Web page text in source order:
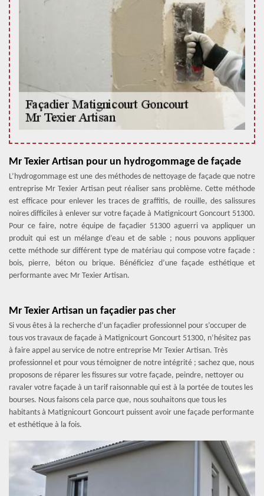
Mr Texier Artisan pour un hydrogommage de façade
L’hydrogommage est une des méthodes de nettoyage de façade que notre
entreprise Mr Texier Artisan peut réaliser sans problème. Cette méthode
est efficace pour enlever les traces de graffitis, de rouille, des salissures
noires difficiles à enlever sur votre façade à Matignicourt Goncourt 51300.
Pour ce faire, notre équipe de façadier 51300 aguerri va appliquer un
produit qui est un mélange d’eau et de sable ; nous pouvons appliquer
cette méthode sur différent type de matériau qui compose votre façade :
bois, pierre, béton ou brique. Bénéficiez d’une façade esthétique et
performante avec Mr Texier Artisan.
Mr Texier Artisan un façadier pas cher
Si vous êtes à la recherche d’un façadier professionnel pour s’occuper de
tous vos travaux de façade à Matignicourt Goncourt 51300, n’hésitez pas
à faire appel au service de notre entreprise Mr Texier Artisan. Très
professionnel et pour vous témoigner de notre intégrité ; sachez que, nous
proposons de réparer les fissures sur votre façade, peindre, nettoyer ou
ravaler votre façade à un tarif raisonnable qui est à la portée de toutes les
bourses. Nous faisons cela parce que, nous souhaitons que tous les
habitants à Matignicourt Goncourt puissent avoir une façade performante
et esthétique à la fois.